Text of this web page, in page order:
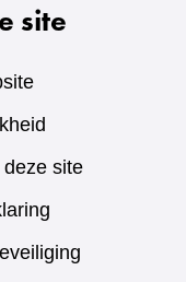
site
site